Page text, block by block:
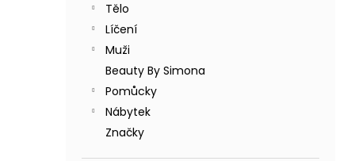
Tělo
Líčení
Muži
Beauty By Simona
Pomůcky
Nábytek
Značky